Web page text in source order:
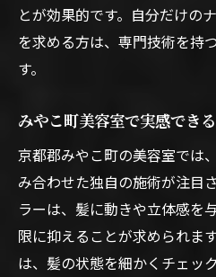
とが効果的です。自分だけの
を求める方は、専門技術を持
す。
みやこ町美容室で実感でき
京都郡みやこ町の美容室では
み合わせた独自の施術が注目
ラーは、髪に動きや立体感を
限に抑えることが求められま
は、髪の状態を細かくチェッ